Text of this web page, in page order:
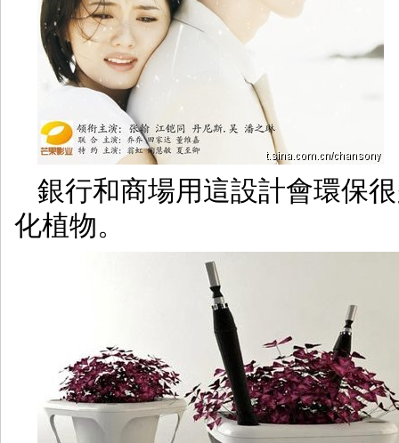
銀行和商場用這設計會環保
化植物。